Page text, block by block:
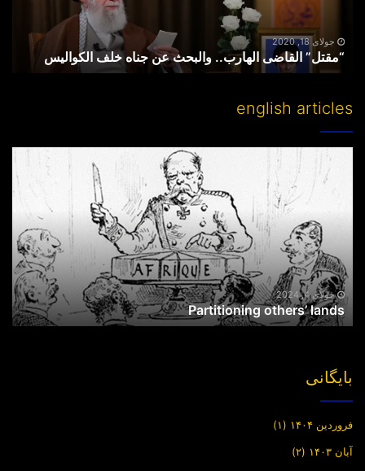
جولای 18, 2020
“مقتل” القاضی الهارب.. والبحث عن جناه خلف الکوالیس
english articles
others’
جولای 4, 2024
Partitioning others’ lands
بایگانی
فروردین ۱۴۰۴ (۱)
آبان ۱۴۰۳ (۲)